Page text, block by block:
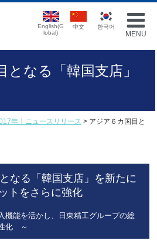
MENU
English(G
lobal)
中文 한국어
となる「韓国支店」
年｜ニュースリリース > アジア６カ国目と
なる「韓国支店」を新たに
トをさらに強化
し、日東精工グループの総
化 ～